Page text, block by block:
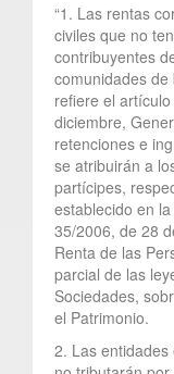
“1. Las rentas
civiles que no
contribuyentes
comunidades
refiere el
diciembre,
retenciones e
se atribuirán a
partícipes,
establecido en
35/2006, de 28
Renta de las
parcial de las
Sociedades,
el Patrimonio.
2. Las